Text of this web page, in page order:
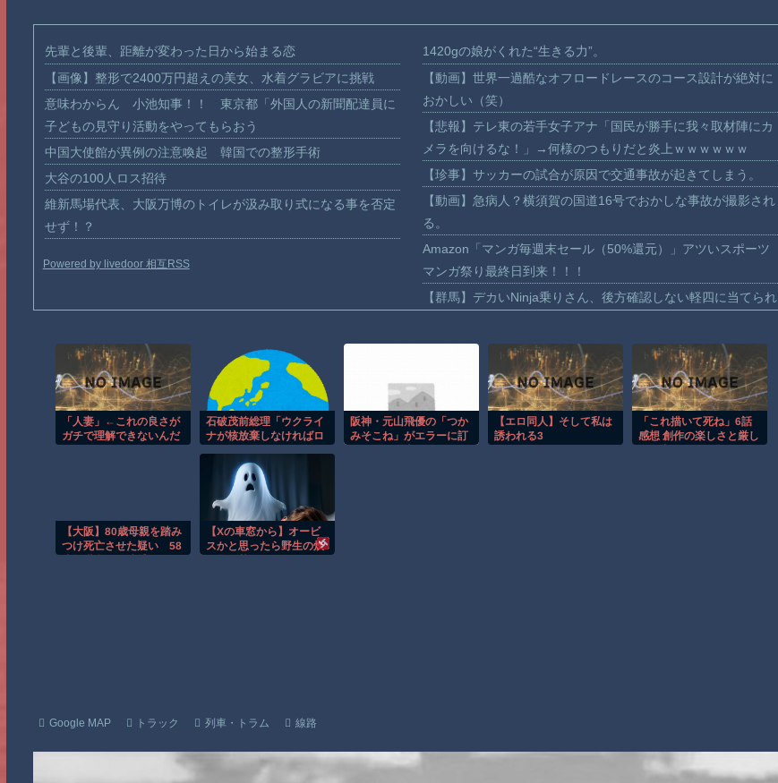
先輩と後輩、距離が変わった日から始まる恋
【画像】整形で2400万円超えの美女、水着グラビアに挑戦
意味わからん 小池知事！！ 東京都「外国人の新聞配達員に
子どもの見守り活動をやってもらおう
中国大使館が異例の注意喚起 韓国での整形手術
大谷の100人ロス招待
維新馬場代表、大阪万博のトイレが汲み取り式になる事を否定
せず！？
Powered by livedoor 相互RSS
1420gの娘がくれた“生きる力”。
【動画】世界一過酷なオフロードレースのコース設計が絶対に
おかしい（笑）
【悲報】テレ東の若手女子アナ「国民が勝手に我々取材陣にカ
メラを向けるな！」→何様のつもりだと炎上ｗｗｗｗｗｗ
【珍事】サッカーの試合が原因で交通事故が起きてしまう。
【動画】急病人？横須賀の国道16号でおかしな事故が撮影され
る。
Amazon「マンガ毎週末セール（50%還元）」アツいスポーツ
マンガ祭り最終日到来！！！
【群馬】デカいNinja乗りさん、後方確認しない軽四に当てられ
【動画】ビッグフットの正体が判明
【動画】DJI Neo2で釣りの自撮りをしようとした男の悲劇（ノ
∇`）
お前らがメイドイン韓国で認めてるもの 「キムチ」あと3つ
は？
「人妻」←これの良さが
ガチで理解できないんだ
石破茂前総理「ウクライ
ナが核放棄しなければロ
阪神・元山飛優の「つか
みそこね」がエラーに訂
【エロ同人】そして私は
誘われる3
「これ描いて死ね」6話
感想 創作の楽しさと厳し
【大阪】80歳母親を踏み
つけ死亡させた疑い 58
【Xの車窓から】オービ
スかと思ったら野生の炊
Google MAP トラック 列車・トラム 線路